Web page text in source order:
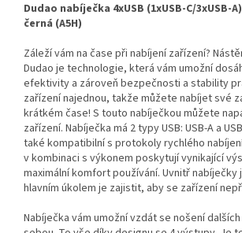
Dudao nabíječka 4xUSB (1xUSB-C/3xUSB-A)
černá (A5H)
Záleží vám na čase při nabíjení zařízení?
Dudao je technologie, která vám umožní
efektivity a zároveň bezpečnosti a stability
zařízení najednou, takže můžete nabíjet své
krátkém čase! S touto nabíječkou můžete
zařízení. Nabíječka má 2 typy USB: USB-A a
také kompatibilní s protokoly rychlého
v kombinaci s výkonem poskytují vynikající
maximální komfort používání. Uvnitř nabíječky
hlavním úkolem je zajistit, aby se zařízení
Nabíječka vám umožní vzdát se nošení dalších